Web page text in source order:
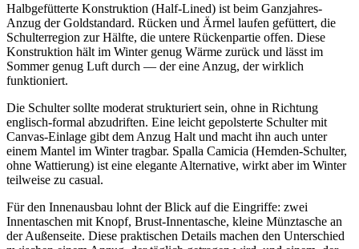
Halbgefütterte Konstruktion (Half-Lined) ist beim Ganzjahres-
Anzug der Goldstandard. Rücken und Ärmel laufen gefüttert, die
Schulterregion zur Hälfte, die untere Rückenpartie offen. Diese
Konstruktion hält im Winter genug Wärme zurück und lässt im
Sommer genug Luft durch — der eine Anzug, der wirklich
funktioniert.
Die Schulter sollte moderat strukturiert sein, ohne in Richtung
englisch-formal abzudriften. Eine leicht gepolsterte Schulter mit
Canvas-Einlage gibt dem Anzug Halt und macht ihn auch unter
einem Mantel im Winter tragbar. Spalla Camicia (Hemden-Schulter,
ohne Wattierung) ist eine elegante Alternative, wirkt aber im Winter
teilweise zu casual.
Für den Innenausbau lohnt der Blick auf die Eingriffe: zwei
Innentaschen mit Knopf, Brust-Innentasche, kleine Münztasche an
der Außenseite. Diese praktischen Details machen den Unterschied